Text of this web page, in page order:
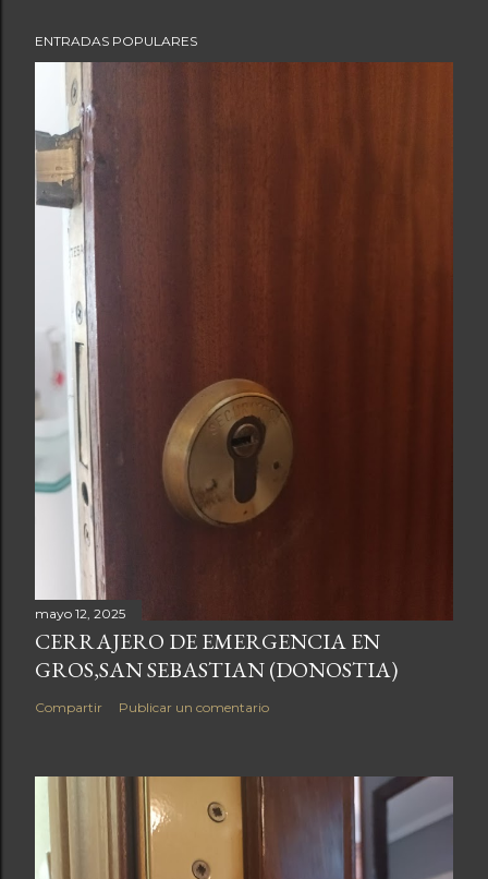
ENTRADAS POPULARES
mayo 12, 2025
CERRAJERO DE EMERGENCIA EN
GROS,SAN SEBASTIAN (DONOSTIA)
Compartir Publicar un comentario